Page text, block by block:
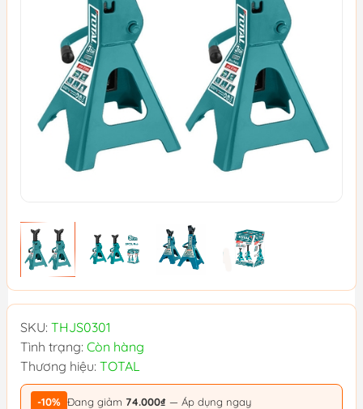
SKU: THJS0301
Tình trạng: Còn hàng
Thương hiệu: TOTAL
-10% Đang giảm 74.000₫ — Áp dụng ngay